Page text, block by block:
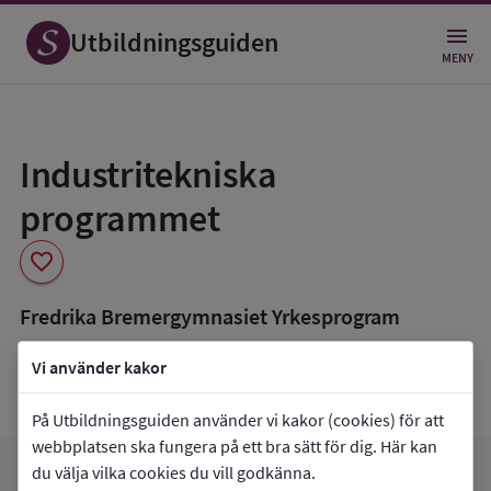
Vi använder kakor
På Utbildningsguiden använder vi kakor (cookies) för att
webbplatsen ska fungera på ett bra sätt för dig. Här kan
du välja vilka cookies du vill godkänna.
Utbildningsguiden MENY
Industritekniska
programmet
favorite
som
favorit
Fredrika Bremergymnasiet Yrkesprogram
book_5 Inriktning som finns tillgänglig
Svetsteknik
Gå tillFredrika Bremergymnasiet